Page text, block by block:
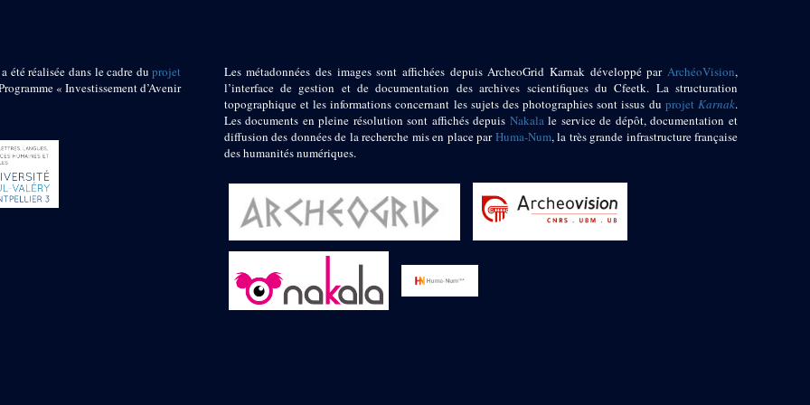
été réalisée dans le cadre duprojet
« Investissement d’Avenir
Les métadonnées des images sont affichées depuis ArcheoGrid Karnak développé par ArchéoVision,
l’interface de gestion et de documentation des archives scientifiques du Cfeetk. La structuration
topographique et les informations concernant les sujets des photographies sont issus du projetKarnak.
Les documents en pleine résolution sont affichés depuis Nakalale service de dépôt, documentation et
diffusion des données de la recherche mis en place parHuma-Num, la très grande infrastructure française
des humanités numériques.